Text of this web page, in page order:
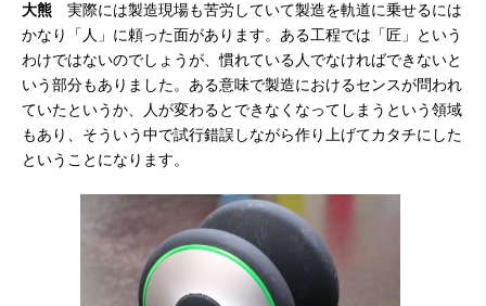
大熊 実際には製造現場も苦労していて製造を軌道に乗せるには
かなり「人」に頼った面があります。ある工程では「匠」という
わけではないのでしょうが、慣れている人でなければできないと
いう部分もありました。ある意味で製造におけるセンスが問われ
ていたというか、人が変わるとできなくなってしまうという領域
もあり、そういう中で試行錯誤しながら作り上げてカタチにした
ということになります。